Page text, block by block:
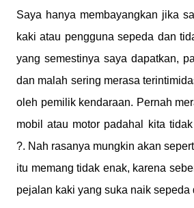
Saya hanya membayangkan jika
kaki atau pengguna sepeda dan
yang semestinya saya dapatkan,
dan malah sering merasa
oleh pemilik kendaraan. Pernah
mobil atau motor padahal kita
?. Nah rasanya mungkin akan
itu memang tidak enak, karena
pejalan kaki yang suka naik sepeda